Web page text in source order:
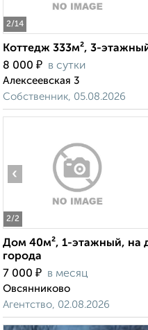
2/14
Коттедж 333м², 3-
8 000 ₽ в сутки
Алексеевская 3
Собственник, 05.08.2026
2/2
‹
Дом 40м², 1-этажный, на
города
7 000 ₽ в месяц
Овсянниково
Агентство, 02.08.2026